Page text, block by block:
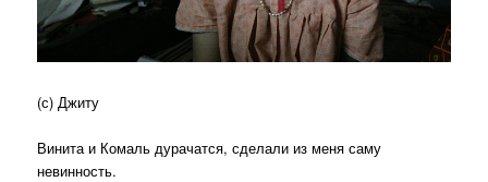
(с) Джиту
Винита и Комаль дурачатся, сделали из меня саму
невинность.